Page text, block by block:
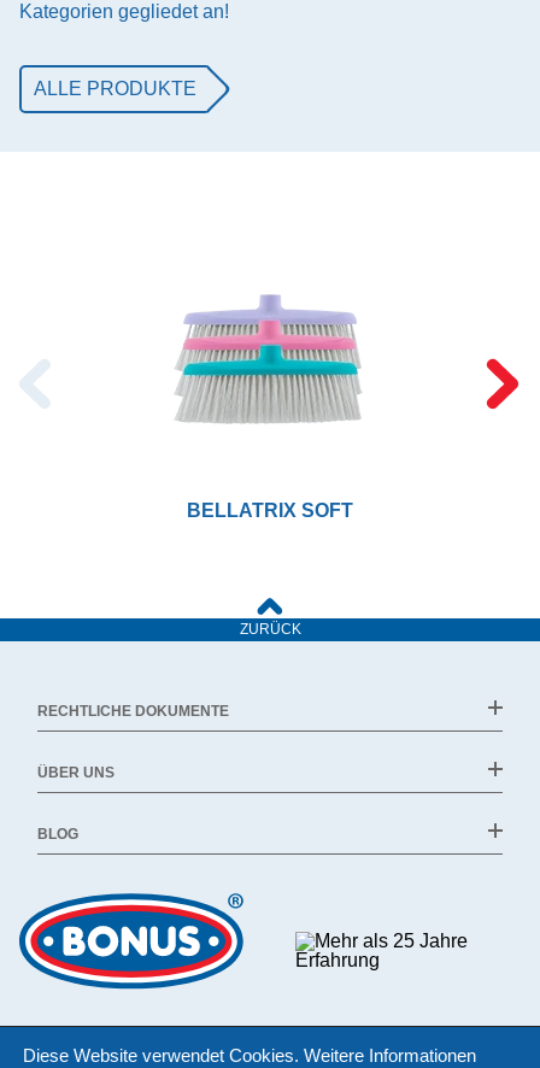
Kategorien gegliedet an!
ALLE PRODUKTE
BELLATRIX SOFT
ZURÜCK
RECHTLICHE DOKUMENTE
ÜBER UNS
BLOG
Diese Website verwendet Cookies. Weitere Informationen